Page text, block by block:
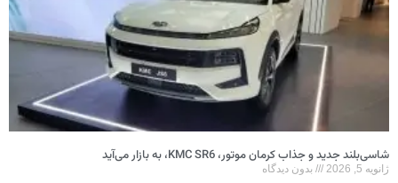
شاسی‌بلند جدید و جذاب کرمان موتور، KMC SR6، به بازار می‌آید
ژانویه 5, 2026 بدون دیدگاه